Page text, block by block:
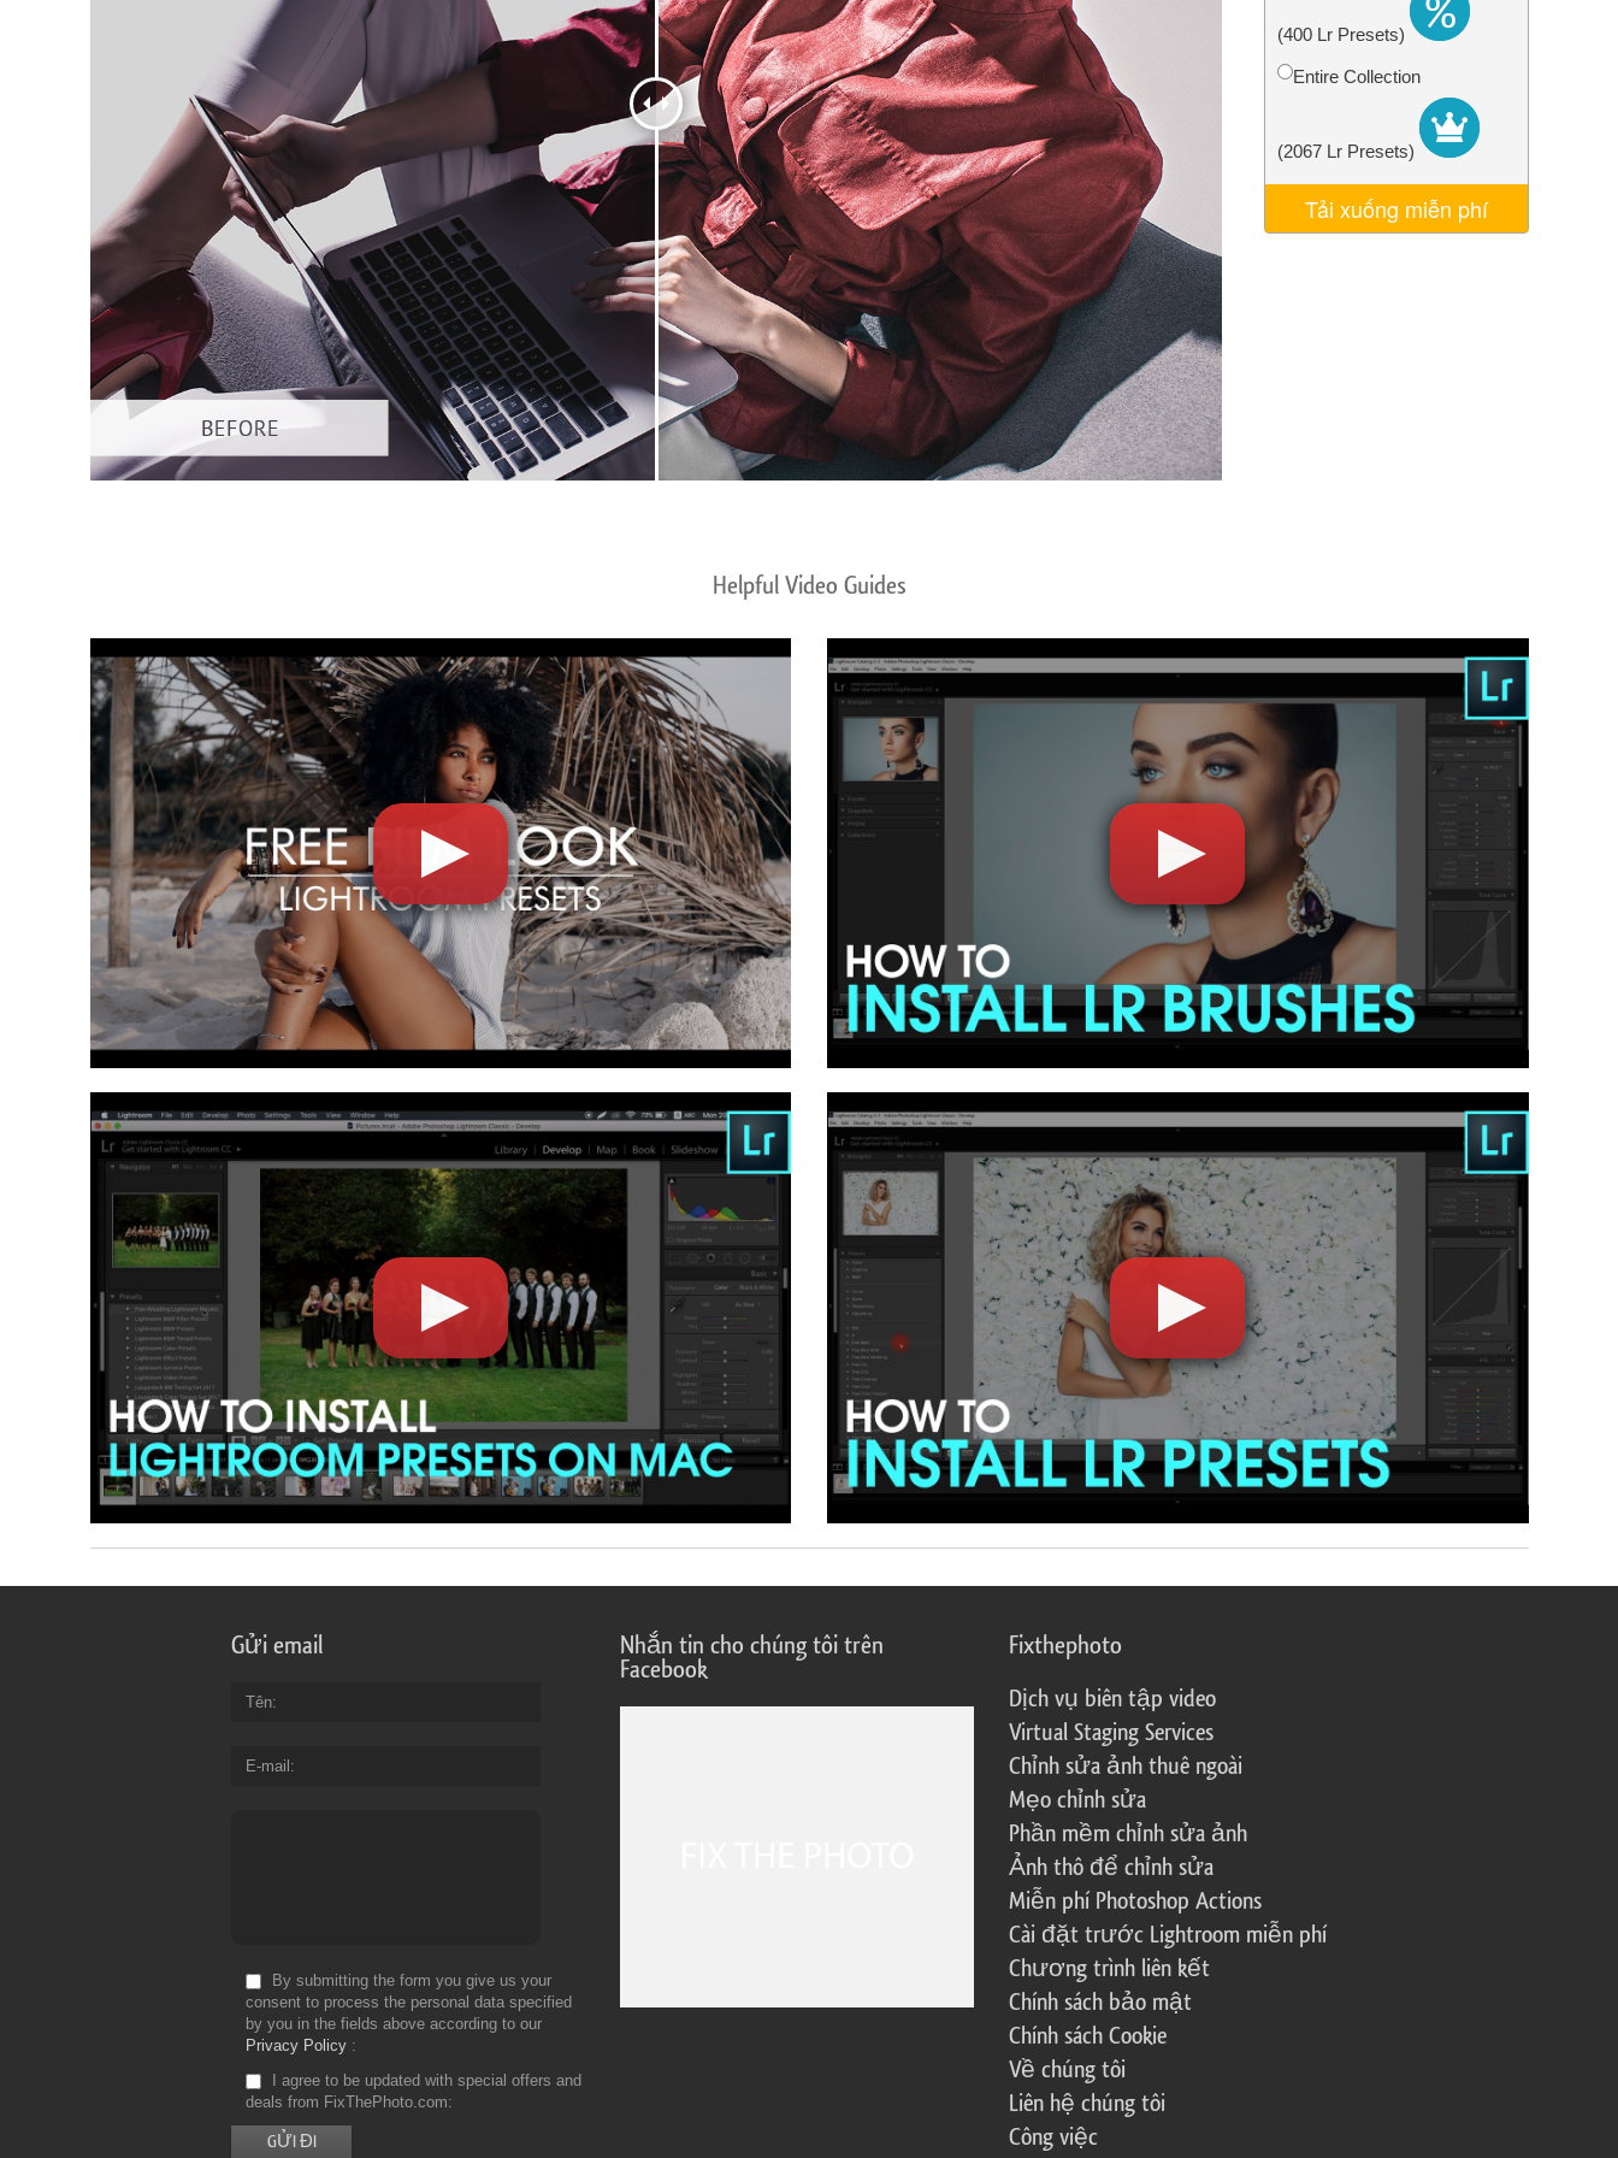
Dịch vụ chỉnh sửa sản phẩm Dịch vụ sửa lại đồ trang sức Dữ liệu Đào tạo AI Video Editing Services(400 Lr Presets)
Entire Collection
(2067 Lr Presets)
Tải xuống miễn phí
Helpful Video Guides
Gửi email
Tên
E-mail
By submitting the form you give us your
consent to process the personal data specified
by you in the fields above according to our
Privacy Policy
I agree to be updated with special offers and
deals from FixThePhoto.com
Nhắn tin cho chúng tôi trên
Facebook
Fixthephoto
Dịch vụ biên tập video
Virtual Staging Services
Chỉnh sửa ảnh thuê ngoài
Mẹo chỉnh sửa
Phần mềm chỉnh sửa ảnh
Ảnh thô để chỉnh sửa
Miễn phí Photoshop Actions
Cài đặt trước Lightroom miễn phí
Chương trình liên kết
Chính sách bảo mật
Chính sách Cookie
Về chúng tôi
Liên hệ chúng tôi
Công việc